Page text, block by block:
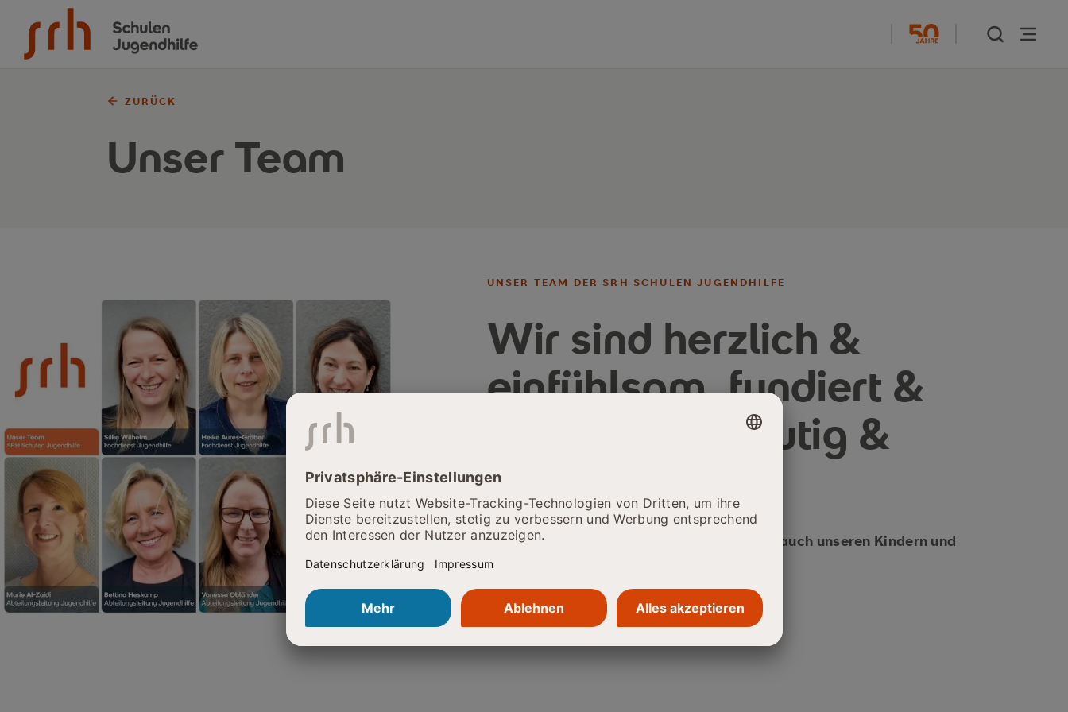
Zum Inhalt springen
ZURÜCK
Unser Team
UNSER TEAM DER SRH SCHULEN JUGENDHILFE
Wir sind herzlich &
einfühlsam, fundiert &
durchdacht, mutig &
konsequent.
"Wir leben die SRH-Werte & bringen diese auch unseren Kindern und
Jugendlichen in ihrem Alltag näher."
Ihr Kontakt zu uns.